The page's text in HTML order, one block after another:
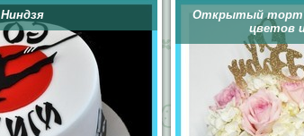
Ниндзя
Открытый торт
цветов